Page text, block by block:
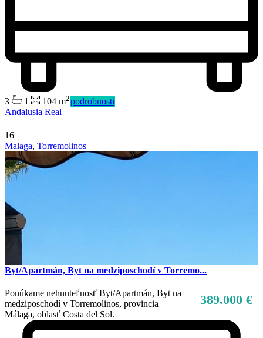
3 1 104 m2podrobnosti
Andalusia Real
16
Malaga, Torremolinos
Byt/Apartmán, Byt na medziposchodí v Torremo...
389.000 €
Ponúkame nehnuteľnosť Byt/Apartmán, Byt na
medziposchodí v Torremolinos, provincia
Málaga, oblasť Costa del Sol.